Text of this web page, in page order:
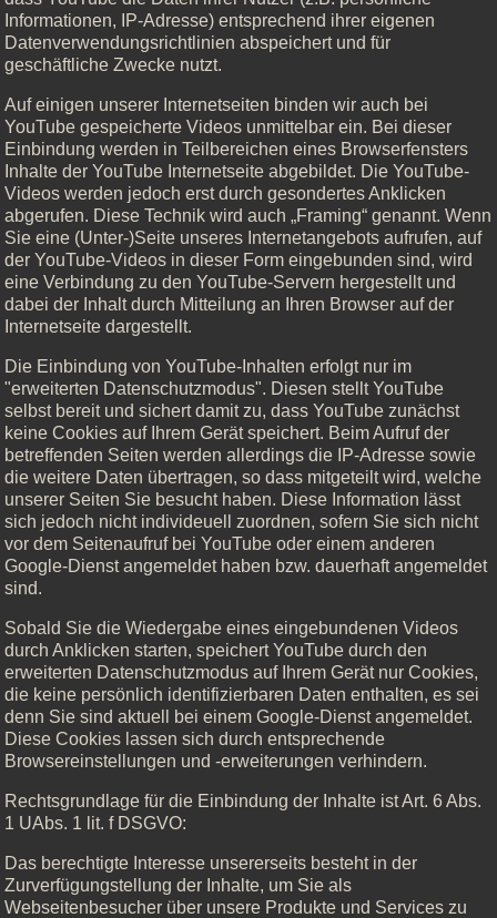
Informationen, IP-Adresse) entsprechend ihrer eigenen
Datenverwendungsrichtlinien abspeichert und für
geschäftliche Zwecke nutzt.
Auf einigen unserer Internetseiten binden wir auch bei
YouTube gespeicherte Videos unmittelbar ein. Bei dieser
Einbindung werden in Teilbereichen eines Browserfensters
Inhalte der YouTube Internetseite abgebildet. Die YouTube-
Videos werden jedoch erst durch gesondertes Anklicken
abgerufen. Diese Technik wird auch „Framing“ genannt. Wenn
Sie eine (Unter-)Seite unseres Internetangebots aufrufen, auf
der YouTube-Videos in dieser Form eingebunden sind, wird
eine Verbindung zu den YouTube-Servern hergestellt und
dabei der Inhalt durch Mitteilung an Ihren Browser auf der
Internetseite dargestellt.
Die Einbindung von YouTube-Inhalten erfolgt nur im
"erweiterten Datenschutzmodus". Diesen stellt YouTube
selbst bereit und sichert damit zu, dass YouTube zunächst
keine Cookies auf Ihrem Gerät speichert. Beim Aufruf der
betreffenden Seiten werden allerdings die IP-Adresse sowie
die weitere Daten übertragen, so dass mitgeteilt wird, welche
unserer Seiten Sie besucht haben. Diese Information lässt
sich jedoch nicht individeuell zuordnen, sofern Sie sich nicht
vor dem Seitenaufruf bei YouTube oder einem anderen
Google-Dienst angemeldet haben bzw. dauerhaft angemeldet
sind.
Sobald Sie die Wiedergabe eines eingebundenen Videos
durch Anklicken starten, speichert YouTube durch den
erweiterten Datenschutzmodus auf Ihrem Gerät nur Cookies,
die keine persönlich identifizierbaren Daten enthalten, es sei
denn Sie sind aktuell bei einem Google-Dienst angemeldet.
Diese Cookies lassen sich durch entsprechende
Browsereinstellungen und -erweiterungen verhindern.
Rechtsgrundlage für die Einbindung der Inhalte ist Art. 6 Abs.
1 UAbs. 1 lit. f DSGVO:
Das berechtigte Interesse unsererseits besteht in der
Zurverfügungstellung der Inhalte, um Sie als
Webseitenbesucher über unsere Produkte und Services zu